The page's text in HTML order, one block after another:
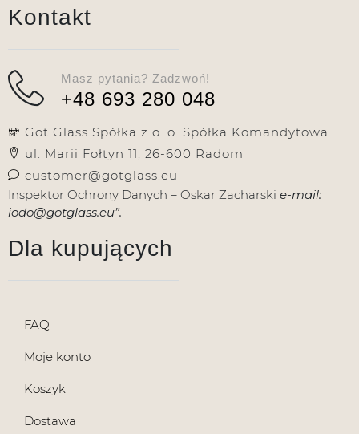
Kontakt
Masz pytania? Zadzwoń!
+48 693 280 048
Got Glass Spółka z o. o. Spółka Komandytowa
ul. Marii Fołtyn 11, 26-600 Radom
customer@gotglass.eu
Inspektor Ochrony Danych – Oskar Zacharski e-mail:
iodo@gotglass.eu”.
Dla kupujących
FAQ
Moje konto
Koszyk
Dostawa